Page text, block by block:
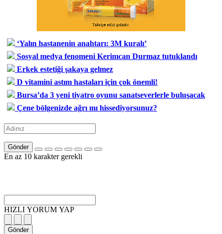
‘Yalın hastanenin anahtarı: 3M kuralı’
Sosyal medya fenomeni Kerimcan Durmaz tutuklandı
Erkek estetiği şakaya gelmez
D vitamini astım hastaları için çok önemli!
Bursa’da 3 yeni tiyatro oyunu sanatseverlerle buluşacak
Çene bölgenizde ağrı mı hissediyorsunuz?
Gönder
En az 10 karakter gerekli
HIZLI YORUM YAP
Gönder